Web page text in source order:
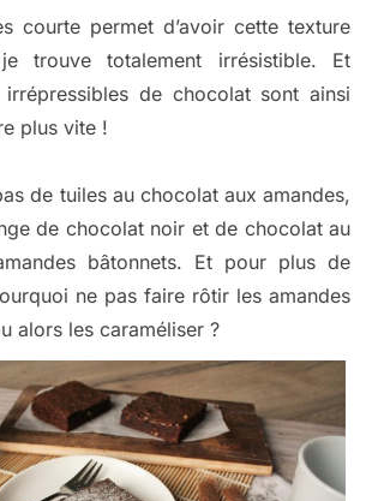
courte permet d’avoir cette texture
trouve totalement irrésistible. Et
de chocolat sont ainsi
plus vite !
de tuiles au chocolat aux amandes,
de chocolat noir et de chocolat au
bâtonnets. Et pour plus de
ne pas faire rôtir les amandes
alors les caraméliser ?